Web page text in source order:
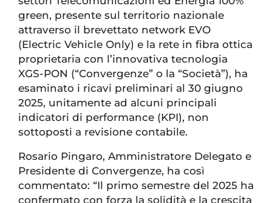
green, presente sul territorio nazionale
attraverso il brevettato network EVO
(Electric Vehicle Only) e la rete in fibra ottica
proprietaria con l’innovativa tecnologia
XGS-PON (“Convergenze” o la “Società”), ha
esaminato i ricavi preliminari al 30 giugno
2025, unitamente ad alcuni principali
indicatori di performance (KPI), non
sottoposti a revisione contabile.
Rosario Pingaro, Amministratore Delegato e
Presidente di Convergenze, ha così
commentato: “Il primo semestre del 2025 ha
confermato con forza la solidità e la crescita